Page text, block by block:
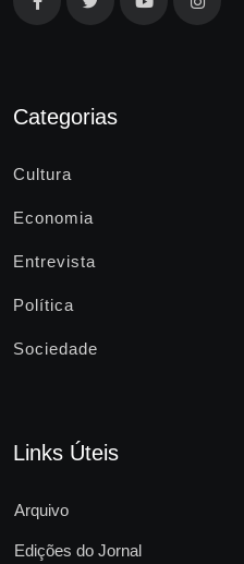
Categorias
Cultura
Economia
Entrevista
Política
Sociedade
Links Úteis
Arquivo
Edições do Jornal